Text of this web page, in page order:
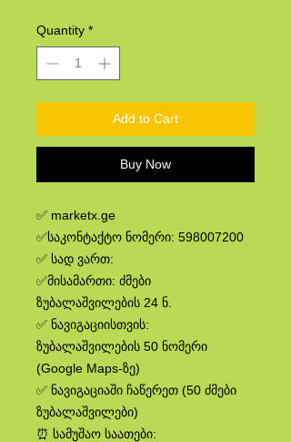
Quantity *
Add to Cart
Buy Now
✅ marketx.ge
✅საკონტაქტო ნომერი: 598007200
✅ სად ვართ:
✅მისამართი: ძმები
ზუბალაშვილების 24 ნ.
✅ ნავიგაციისთვის:
ზუბალაშვილების 50 ნომერი
(Google Maps-ზე)
✅ ნავიგაციაში ჩაწერეთ (50 ძმები
ზუბალაშვილები)
⏰ სამუშაო საათები: